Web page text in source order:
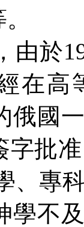
由於
在高
俄國
字批
、專
學不